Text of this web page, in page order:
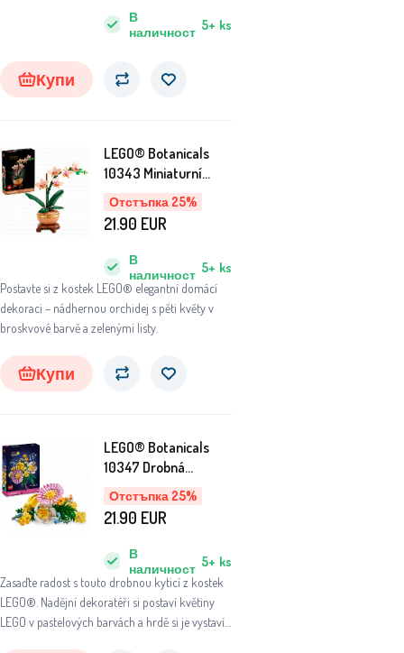
В
наличност 5+ ks
Купи
Отстъпка 25%
LEGO® Botanicals
10343 Miniaturní
orchidej
Postavte si z kostek LEGO® elegantní domácí
dekoraci – nádhernou orchidej s pěti květy v
broskvové barvě a zelenými listy.
В
наличност 5+ ks
21.90 EUR
Купи
Отстъпка 25%
LEGO® Botanicals
10347 Drobná
slunečná kytice
Zasaďte radost s touto drobnou kyticí z kostek
LEGO®. Nadějní dekoratéři si postaví květiny
LEGO v pastelových barvách a hrdě si je vystaví
В
наличност 5+ ks
21.90 EUR